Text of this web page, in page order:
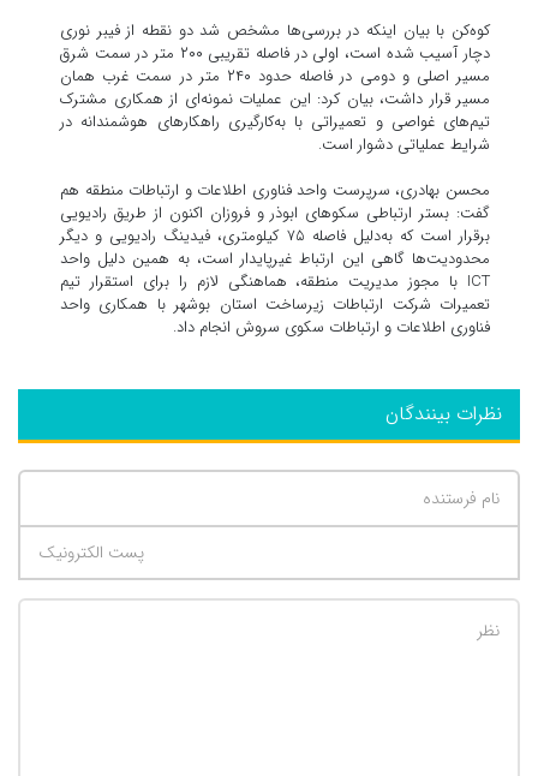
کوه‌کن با بیان اینکه در بررسی‌ها مشخص شد دو نقطه از فیبر نوری
دچار آسیب شده است، اولی در فاصله تقریبی ۲۰۰ متر در سمت شرق
مسیر اصلی و دومی در فاصله حدود ۲۴۰ متر در سمت غرب همان
مسیر قرار داشت، بیان کرد: این عملیات نمونه‌ای از همکاری مشترک
تیم‌های غواصی و تعمیراتی با به‌کارگیری راهکارهای هوشمندانه در
شرایط عملیاتی دشوار است.
محسن بهادری، سرپرست واحد فناوری اطلاعات و ارتباطات منطقه هم
گفت: بستر ارتباطی سکوهای ابوذر و فروزان اکنون از طریق رادیویی
برقرار است که به‌دلیل فاصله ۷۵ کیلومتری، فیدینگ رادیویی و دیگر
محدودیت‌ها گاهی این ارتباط غیرپایدار است، به همین دلیل واحد
ICT با مجوز مدیریت منطقه، هماهنگی لازم را برای استقرار تیم
تعمیرات شرکت ارتباطات زیرساخت استان بوشهر با همکاری واحد
فناوری اطلاعات و ارتباطات سکوی سروش انجام داد.
نظرات بینندگان